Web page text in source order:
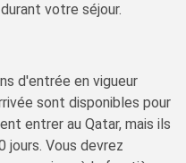
votre séjour.
d'entrée en vigueur
sont disponibles pour
entrer au Qatar, mais ils
jours. Vous devrez